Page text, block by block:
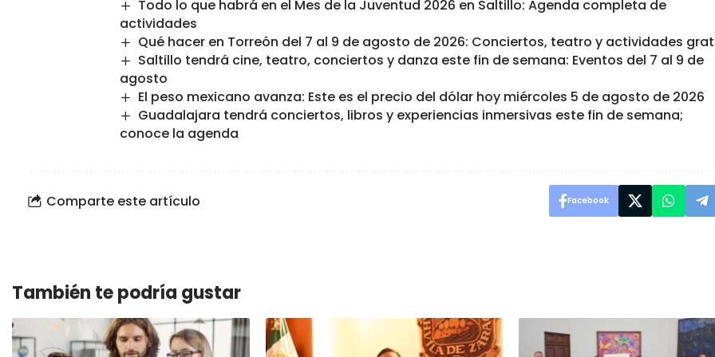
Todo lo que habrá en el Mes de la Juventud 2026 en Saltillo: Agenda completa de
actividades
Qué hacer en Torreón del 7 al 9 de agosto de 2026: Conciertos, teatro y actividades
Saltillo tendrá cine, teatro, conciertos y danza este fin de semana: Eventos del 7 al 9 de
agosto
El peso mexicano avanza: Este es el precio del dólar hoy miércoles 5 de agosto de 2026
Guadalajara tendrá conciertos, libros y experiencias inmersivas este fin de semana;
conoce la agenda
Comparte este artículo Facebook
También te podría gustar